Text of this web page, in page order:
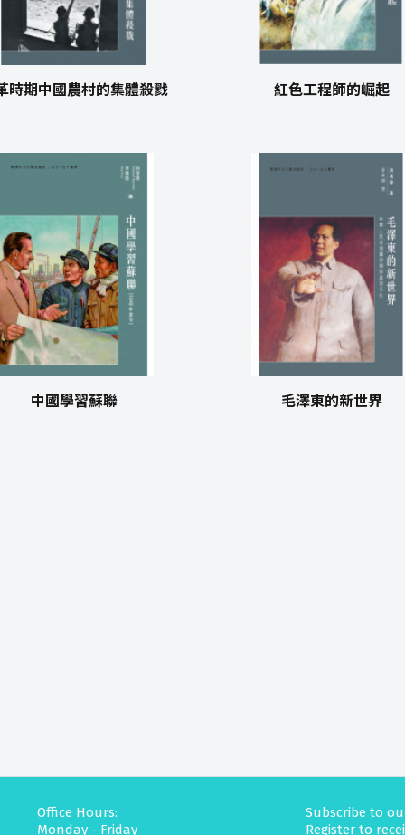
時期中國農村的集體殺戮 紅色工程師的崛起
中國學習蘇聯 毛澤東的新世界
Office Hours:
Monday - Friday
Subscribe to
Register to